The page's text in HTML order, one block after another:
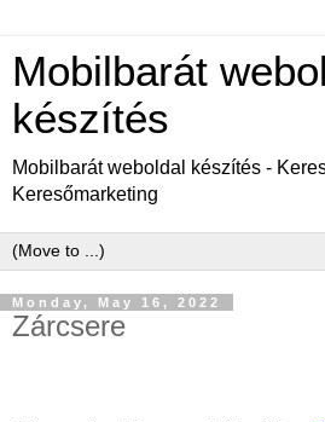
Mobilbarát
készítés
Mobilbarát weboldal készítés -
Keresőmarketing
Monday, May 16, 2022
Zárcsere